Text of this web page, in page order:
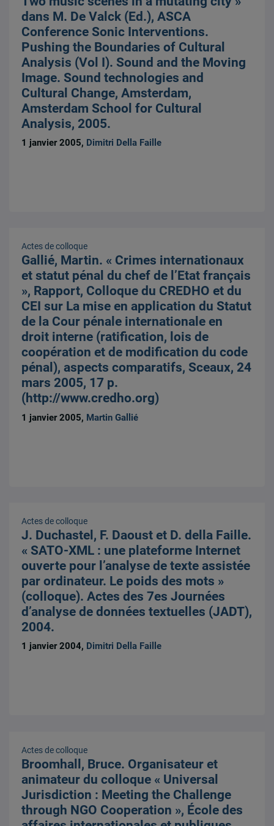
dans M. De Valck (Ed.), ASCA
Conference Sonic Interventions.
Pushing the Boundaries of Cultural
Analysis (Vol I). Sound and the Moving
Image. Sound technologies and
Cultural Change, Amsterdam,
Amsterdam School for Cultural
Analysis, 2005.
1 janvier 2005, Dimitri Della Faille
Actes de colloque
Gallié, Martin. « Crimes internationaux
et statut pénal du chef de l’Etat français
», Rapport, Colloque du CREDHO et du
CEI sur La mise en application du Statut
de la Cour pénale internationale en
droit interne (ratification, lois de
coopération et de modification du code
pénal), aspects comparatifs, Sceaux, 24
mars 2005, 17 p.
(http://www.credho.org)
1 janvier 2005, Martin Gallié
Actes de colloque
J. Duchastel, F. Daoust et D. della Faille.
« SATO-XML : une plateforme Internet
ouverte pour l’analyse de texte assistée
par ordinateur. Le poids des mots »
(colloque). Actes des 7es Journées
d’analyse de données textuelles (JADT),
2004.
1 janvier 2004, Dimitri Della Faille
Actes de colloque
Broomhall, Bruce. Organisateur et
animateur du colloque « Universal
Jurisdiction : Meeting the Challenge
through NGO Cooperation », École des